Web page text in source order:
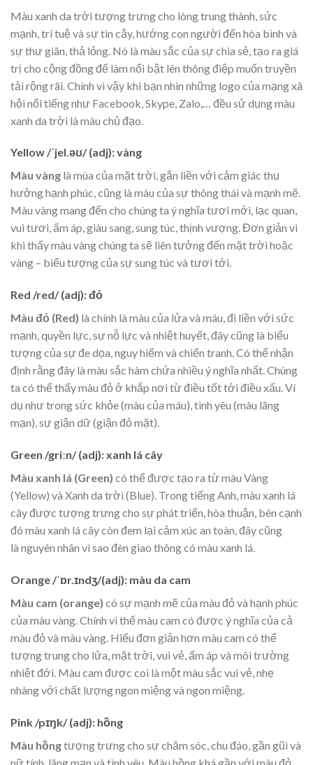
Màu xanh da trời tượng trưng cho lòng trung thành, sức
mạnh, trí tuệ và sự tin cậy, hướng con người đến hòa bình và
sự thư giãn, thả lỏng. Nó là màu sắc của sự chia sẻ, tạo ra giá
trị cho cộng đồng để làm nổi bật lên thông điệp muốn truyền
tải rộng rãi. Chính vì vậy khi bạn nhìn những logo của mạng xã
hội nổi tiếng như Facebook, Skype, Zalo,… đều sử dụng màu
xanh da trời là màu chủ đạo.
Yellow /ˈjel.əʊ/ (adj): vàng
Màu vàng là mùa của mặt trời, gắn liền với cảm giác thụ
hưởng hạnh phúc, cũng là màu của sự thông thái và mạnh mẽ.
Màu vàng mang đến cho chúng ta ý nghĩa tươi mới, lạc quan,
vui tươi, ấm áp, giàu sang, sung túc, thịnh vượng. Đơn giản vì
khi thấy màu vàng chúng ta sẽ liên tưởng đến mặt trời hoặc
vàng – biểu tượng của sự sung túc và tươi tới.
Red /red/ (adj): đỏ
Màu đỏ (Red) là chính là màu của lửa và máu, đi liền với sức
mạnh, quyền lực, sự nỗ lực và nhiệt huyết, đây cũng là biểu
tượng của sự đe dọa, nguy hiểm và chiến tranh. Có thể nhận
định rằng đây là màu sắc hàm chứa nhiều ý nghĩa nhất. Chúng
ta có thể thấy màu đỏ ở khắp nơi từ điều tốt tới điều xấu. Ví
dụ như trong sức khỏe (màu của máu), tình yêu (màu lãng
mạn), sự giận dữ (giận đỏ mặt).
Green /griːn/ (adj): xanh lá cây
Màu xanh lá (Green) có thể được tạo ra từ màu Vàng
(Yellow) và Xanh da trời (Blue). Trong tiếng Anh, màu xanh lá
cây được tượng trưng cho sự phát triển, hòa thuận, bên cạnh
đó màu xanh lá cây còn đem lại cảm xúc an toàn, đây cũng
là nguyên nhân vì sao đèn giao thông có màu xanh lá.
Orange /ˈɒr.ɪndʒ/(adj): màu da cam
Màu cam (orange) có sự mạnh mẽ của màu đỏ và hạnh phúc
của màu vàng. Chính vì thế màu cam có được ý nghĩa của cả
màu đỏ và màu vàng. Hiểu đơn giản hơn màu cam có thể
tượng trung cho lửa, mặt trời, vui vẻ, ấm áp và môi trường
nhiệt đới. Màu cam được coi là một màu sắc vui vẻ, nhẹ
nhàng với chất lượng ngon miệng và ngon miệng.
Pink /pɪŋk/ (adj): hồng
Màu hồngtượng trưng cho sự chăm sóc, chu đáo, gần gũi và
nữ tính, lãng mạn và tình yêu. Màu hồng khá gần với màu đỏ,